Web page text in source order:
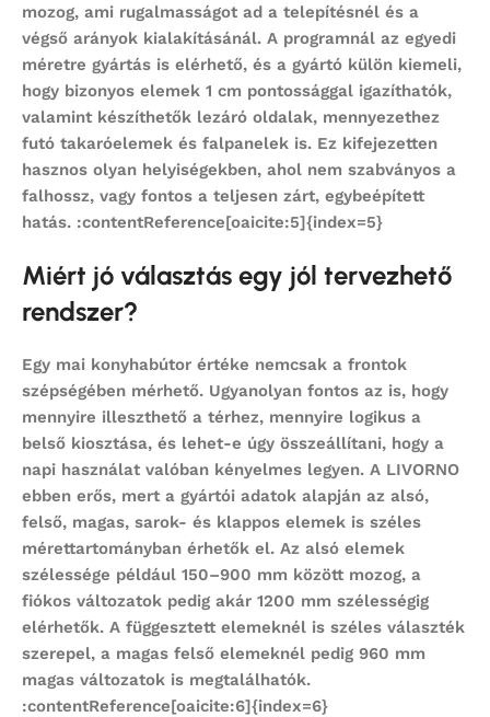
mozog, ami rugalmasságot ad a telepítésnél és a
végső arányok kialakításánál. A programnál az egyedi
méretre gyártás is elérhető, és a gyártó külön kiemeli,
hogy bizonyos elemek 1 cm pontossággal igazíthatók,
valamint készíthetők lezáró oldalak, mennyezethez
futó takaróelemek és falpanelek is. Ez kifejezetten
hasznos olyan helyiségekben, ahol nem szabványos a
falhossz, vagy fontos a teljesen zárt, egybeépített
hatás. :contentReference[oaicite:5]{index=5}
Miért jó választás egy jól tervezhető
rendszer?
Egy mai konyhabútor értéke nemcsak a frontok
szépségében mérhető. Ugyanolyan fontos az is, hogy
mennyire illeszthető a térhez, mennyire logikus a
belső kiosztása, és lehet-e úgy összeállítani, hogy a
napi használat valóban kényelmes legyen. A LIVORNO
ebben erős, mert a gyártói adatok alapján az alsó,
felső, magas, sarok- és klappos elemek is széles
mérettartományban érhetők el. Az alsó elemek
szélessége például 150–900 mm között mozog, a
fiókos változatok pedig akár 1200 mm szélességig
elérhetők. A függesztett elemeknél is széles választék
szerepel, a magas felső elemeknél pedig 960 mm
magas változatok is megtalálhatók.
:contentReference[oaicite:6]{index=6}